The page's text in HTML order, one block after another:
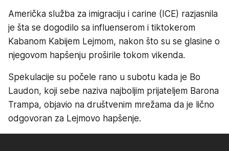
Američka služba za imigraciju i carine (ICE) razjasnila
je šta se dogodilo sa influenserom i tiktokerom
Kabanom Kabijem Lejmom, nakon što su se glasine o
njegovom hapšenju proširile tokom vikenda.
Spekulacije su počele rano u subotu kada je Bo
Laudon, koji sebe naziva najboljim prijateljem Barona
Trampa, objavio na društvenim mrežama da je lično
odgovoran za Lejmovo hapšenje.